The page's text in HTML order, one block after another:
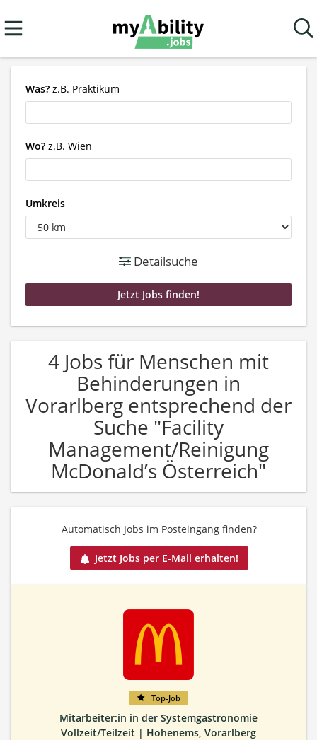
Was? z.B. Praktikum
Wo? z.B. Wien
Umkreis
Detailsuche
4 Jobs für Menschen mit
Behinderungen in
Vorarlberg entsprechend der
Suche "Facility
Management/Reinigung
McDonald’s Österreich"
Automatisch Jobs im Posteingang finden?
Jetzt Jobs per E-Mail erhalten!
Top-Job
Mitarbeiter:in in der Systemgastronomie
Vollzeit/Teilzeit | Hohenems, Vorarlberg